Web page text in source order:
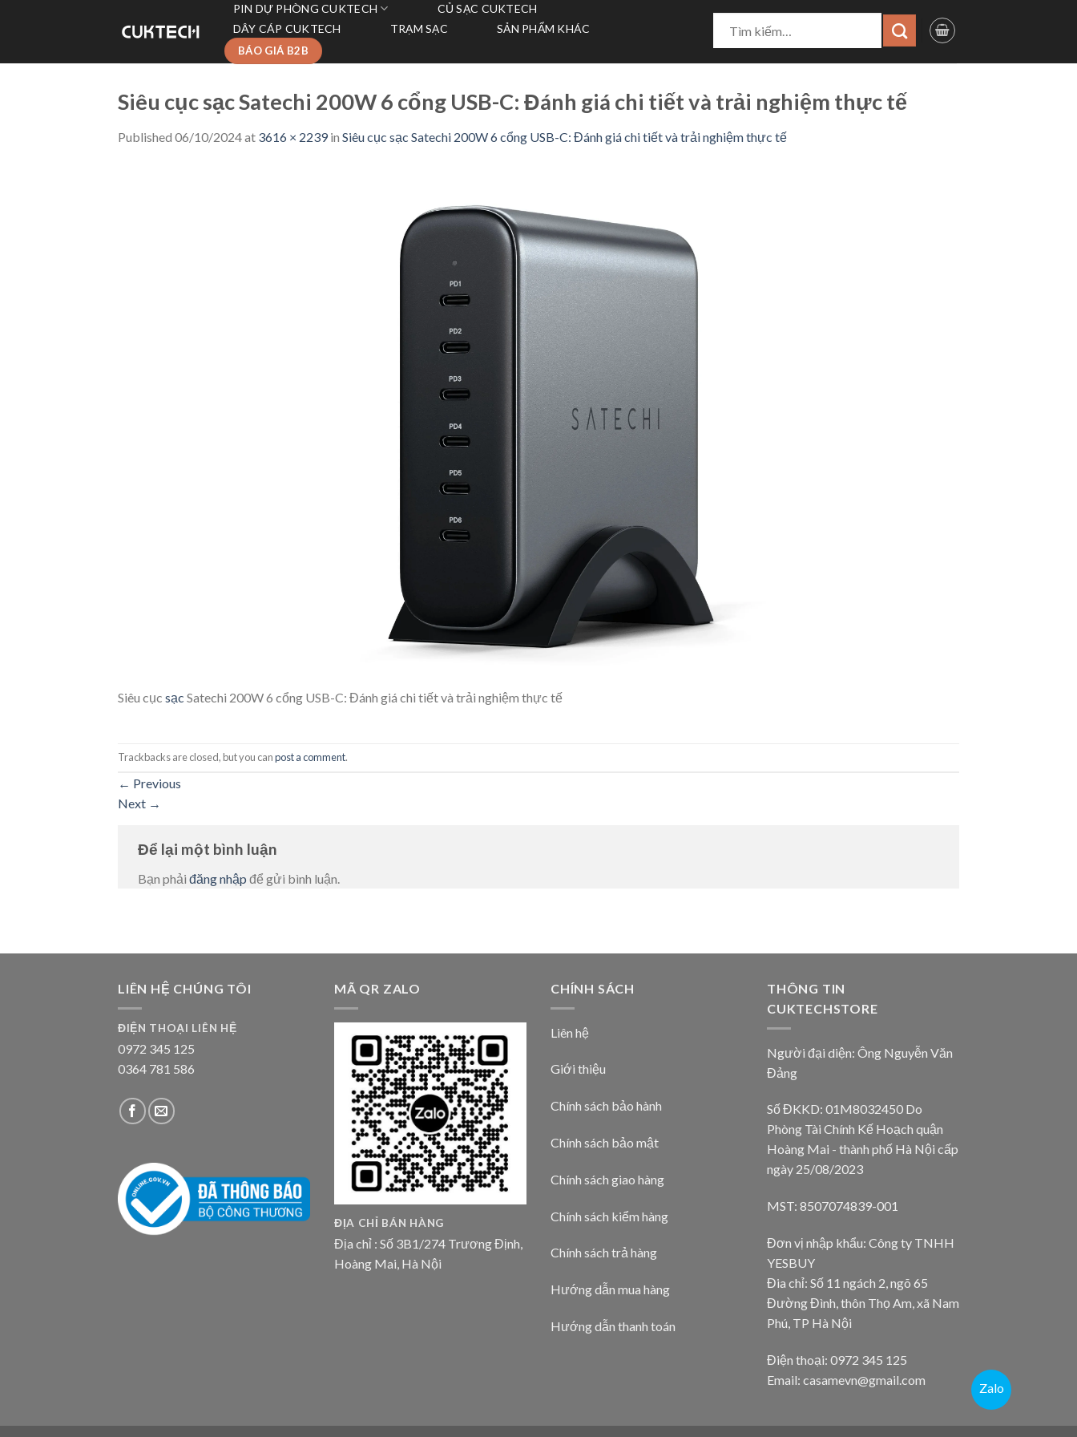
PIN DỰ PHÒNG CUKTECH
CỦ SẠC CUKTECH
DÂY CÁP CUKTECH
TRẠM SẠC SẢN PHẨM KHÁC
BÁO GIÁ B2B
kiếm:
Siêu cục sạc Satechi 200W 6 cổng USB-C: Đánh giá chi tiết và trải nghiệm thực tế
Published 06/10/2024at 3616 × 2239in Siêu cục sạc Satechi 200W 6 cổng USB-C: Đánh giá chi tiết và trải nghiệm thực tế
Siêu cục sạc Satechi 200W 6 cổng USB-C: Đánh giá chi tiết và trải nghiệm thực tế
Trackbacks are closed, but you canpost a comment.
← Previous
Next →
Để lại một bình luận
Bạn phải đăng nhập để gửi bình luận.
LIÊN HỆ CHÚNG TÔI
ĐIỆN THOẠI LIÊN HỆ
0972 345 125
0364 781 586
MÃ QR ZALO
ĐỊA CHỈ BÁN HÀNG
Địa chỉ : Số 3B1/274 Trương Định,
Hoàng Mai, Hà Nội
Zalo
CHÍNH SÁCH
Liên hệ
Giới thiệu
Chính sách bảo hành
Chính sách bảo mật
Chính sách giao hàng
Chính sách kiểm hàng
Chính sách trả hàng
Hướng dẫn mua hàng
Hướng dẫn thanh toán
THÔNG TIN
CUKTECHSTORE
Người đại diện: Ông Nguyễn Văn
Đảng
Số ĐKKD: 01M8032450 Do
Phòng Tài Chính Kế Hoạch quận
Hoàng Mai - thành phố Hà Nội cấp
ngày 25/08/2023
MST: 8507074839-001
Đơn vị nhập khẩu: Công ty TNHH
YESBUY
Đia chỉ: Số 11 ngách 2, ngõ 65
Đường Đình, thôn Thọ Am, xã Nam
Phú, TP Hà Nội
Điện thoại: 0972 345 125
Email: casamevn@gmail.com